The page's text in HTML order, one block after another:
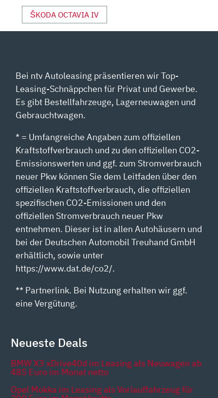
ŠKODA OCTAVIA IV
Bei ntv Autoleasing präsentieren wir Top-
Leasing-Schnäppchen für Privat und Gewerbe.
Es gibt Bestellfahrzeuge, Lagerneuwagen und
Gebrauchtwagen.
* = Umfangreiche Angaben zum offiziellen
Kraftstoffverbrauch und zu den offiziellen CO2-
Emissionswerten und ggf. zum Stromverbrauch
neuer Pkw können Sie dem Leitfaden über den
offiziellen Kraftstoffverbrauch, die offiziellen
spezifischen CO2-Emissionen und den
offiziellen Stromverbrauch neuer Pkw
entnehmen. Dieser ist in allen Autohäusern und
bei der Deutschen Automobil Treuhand GmbH
erhältlich, sowie unter
https://www.dat.de/co2/.
** Partnerlink. Bei Nutzung erhalten wir ggf.
eine Vergütung.
Neueste Deals
BMW X3 xDrive40d im Leasing als Neuwagen ab
485 Euro im Monat netto
Opel Mokka im Leasing als Vorlauffahrzeug für